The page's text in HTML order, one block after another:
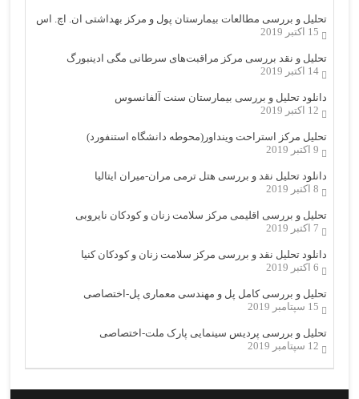
تحلیل و بررسی مطالعات بیمارستان پول و مرکز بهداشتی ان. اچ. اس
15 اکتبر 2019
تحلیل و نقد بررسی مرکز مراقبت‌های سرطانی مگی ادینبورگ
14 اکتبر 2019
دانلود تحلیل و بررسی بیمارستان سنت آلفانسوس
12 اکتبر 2019
تحلیل مرکز استراحت وینداور(محوطه دانشگاه استنفورد)
9 اکتبر 2019
دانلود تحلیل نقد و بررسی هتل ترمی مران-میران ایتالیا
8 اکتبر 2019
تحلیل و بررسی اقلیمی مرکز سلامت زنان و کودکان نایروبی
7 اکتبر 2019
دانلود تحلیل نقد و بررسی مرکز سلامت زنان و کودکان کنیا
6 اکتبر 2019
تحلیل و بررسی کامل پل و مهندسی معماری پل-اختصاصی
15 سپتامبر 2019
تحلیل و بررسی پردیس سینمایی پارک ملت-اختصاصی
12 سپتامبر 2019